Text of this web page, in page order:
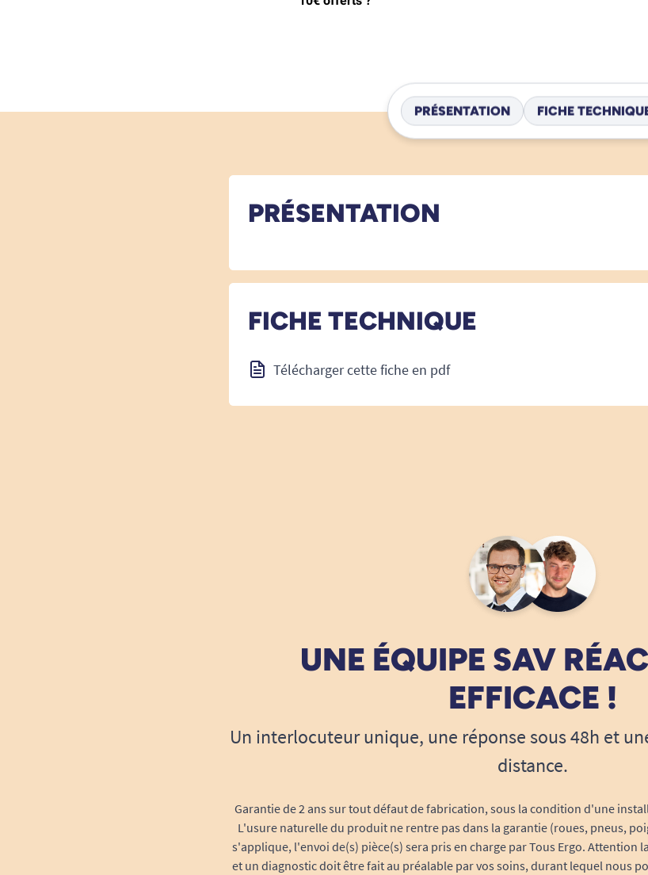
PRÉSENTATION FICHE
PRÉSENTATION
FICHE TECHNIQUE
Télécharger cette fiche en pdf
UNE ÉQUIPE SAV
EFFICACE !
Un interlocuteur unique, une réponse sous 48h et
distance.
Garantie de 2 ans sur tout défaut de fabrication, sous la condition d'une
L'usure naturelle du produit ne rentre pas dans la garantie (roues, pneus,
s'applique, l'envoi de(s) pièce(s) sera pris en charge par Tous Ergo. Attention
et un diagnostic doit être fait au préalable par vos soins, durant lequel nous